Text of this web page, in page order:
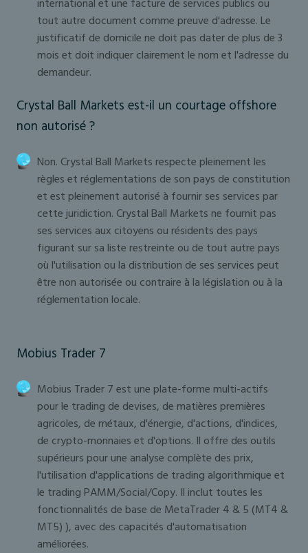
tout autre document comme preuve d'adresse. Le
justificatif de domicile ne doit pas dater de plus de 3
mois et doit indiquer clairement le nom et l'adresse du
demandeur.
Crystal Ball Markets est-il un courtage offshore
non autorisé ?
Non. Crystal Ball Markets respecte pleinement les
règles et réglementations de son pays de constitution
et est pleinement autorisé à fournir ses services par
cette juridiction. Crystal Ball Markets ne fournit pas
ses services aux citoyens ou résidents des pays
figurant sur sa liste restreinte ou de tout autre pays
où l'utilisation ou la distribution de ses services peut
être non autorisée ou contraire à la législation ou à la
réglementation locale.
Mobius Trader 7
Mobius Trader 7 est une plate-forme multi-actifs
pour le trading de devises, de matières premières
agricoles, de métaux, d'énergie, d'actions, d'indices,
de crypto-monnaies et d'options. Il offre des outils
supérieurs pour une analyse complète des prix,
l'utilisation d'applications de trading algorithmique et
le trading PAMM/Social/Copy. Il inclut toutes les
fonctionnalités de base de MetaTrader 4 & 5 (MT4 &
MT5) ), avec des capacités d'automatisation
améliorées.